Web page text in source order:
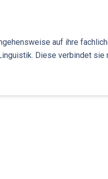
auf ihre
Diese verbindet sie